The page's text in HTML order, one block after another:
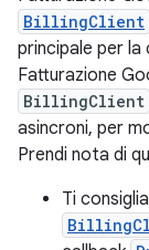
BillingClient
principale per la
Fatturazione
BillingClient
asincroni, per
Prendi nota di
Ti